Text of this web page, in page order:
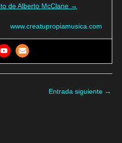
de Alberto McClane →
www.creatupropiamusica.com
Entrada siguiente →